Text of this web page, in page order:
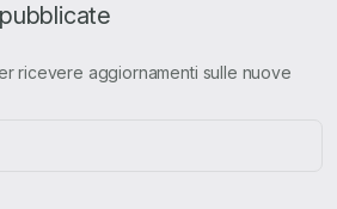
ricevere aggiornamenti sulle nuove